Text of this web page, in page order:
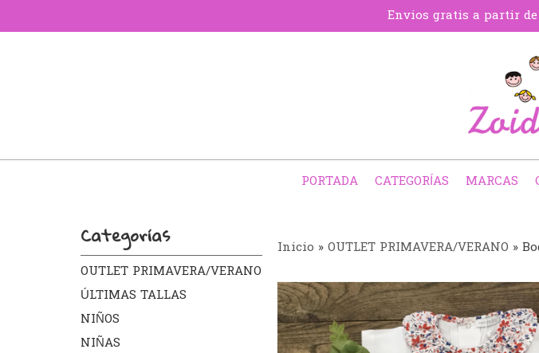
Envios gratis a partir de
PORTADA CATEGORÍAS MARCAS
Categorías
OUTLET PRIMAVERA/VERANO
ÚLTIMAS TALLAS
NIÑOS
NIÑAS
Inicio » OUTLET PRIMAVERA/VERANO »